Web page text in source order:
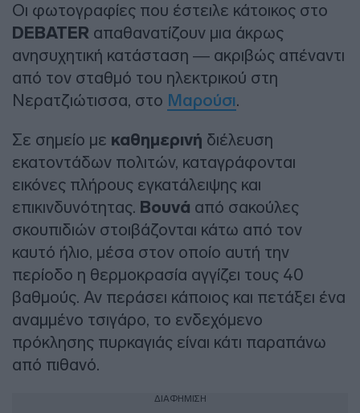
Οι φωτογραφίες που έστειλε κάτοικος στο
DEBATER απαθανατίζουν μια άκρως
ανησυχητική κατάσταση — ακριβώς απέναντι
από τον σταθμό του ηλεκτρικού στη
Νερατζιώτισσα, στο Μαρούσι.
Σε σημείο με καθημερινή διέλευση
εκατοντάδων πολιτών, καταγράφονται
εικόνες πλήρους εγκατάλειψης και
επικινδυνότητας. Βουνά από σακούλες
σκουπιδιών στοιβάζονται κάτω από τον
καυτό ήλιο, μέσα στον οποίο αυτή την
περίοδο η θερμοκρασία αγγίζει τους 40
βαθμούς. Αν περάσει κάποιος και πετάξει ένα
αναμμένο τσιγάρο, το ενδεχόμενο
πρόκλησης πυρκαγιάς είναι κάτι παραπάνω
από πιθανό.
ΔΙΑΦΗΜΙΣΗ